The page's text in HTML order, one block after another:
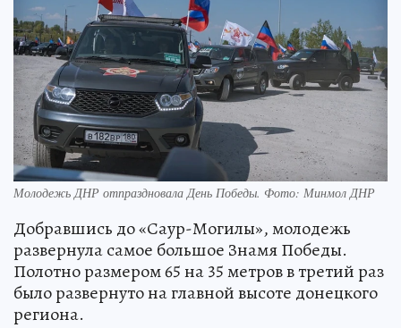
Молодежь ДНР отпраздновала День Победы. Фото: Минмол ДНР
Добравшись до «Саур-Могилы», молодежь
развернула самое большое Знамя Победы.
Полотно размером 65 на 35 метров в третий раз
было развернуто на главной высоте донецкого
региона.